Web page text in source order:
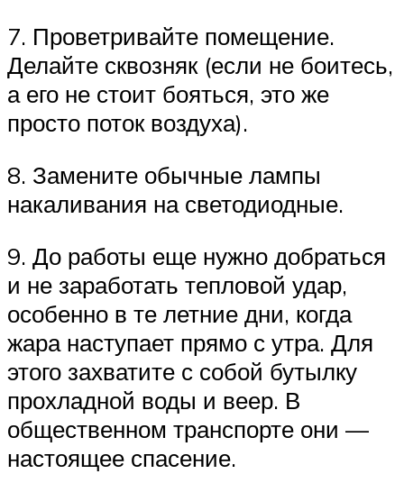
7. Проветривайте помещение.
Делайте сквозняк (если не боитесь,
а его не стоит бояться, это же
просто поток воздуха).
8. Замените обычные лампы
накаливания на светодиодные.
9. До работы еще нужно добраться
и не заработать тепловой удар,
особенно в те летние дни, когда
жара наступает прямо с утра. Для
этого захватите с собой бутылку
прохладной воды и веер. В
общественном транспорте они —
настоящее спасение.